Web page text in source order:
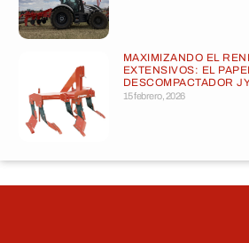
MAXIMIZANDO EL
EXTENSIVOS: EL
DESCOMPACTADOR
15 febrero, 2026